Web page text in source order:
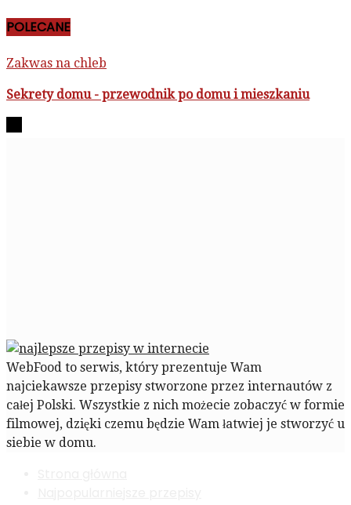
POLECANE
Zakwas na chleb
Sekrety domu - przewodnik po domu i mieszkaniu
WebFood to serwis, który prezentuje Wam
najciekawsze przepisy stworzone przez internautów z
całej Polski. Wszystkie z nich możecie zobaczyć w formie
filmowej, dzięki czemu będzie Wam łatwiej je stworzyć u
siebie w domu.